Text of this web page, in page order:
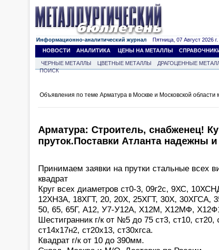
Информационно-аналитический журнал Пятница, 07 Август 2026 г.
НОВОСТИ
АНАЛИТИКА ЦЕНЫ НА МЕТАЛЛЫ
ЧЕРНЫЕ МЕТАЛЛЫ ЦВЕТНЫЕ МЕТАЛЛЫ
ДРАГОЦЕННЫЕ
ПОИСК
Объявления по теме Арматура в Москве и Московской
Арматура: Строитель, снабженец!
пруток.Поставки Атланта надежны
Принимаем заявки на прутки стальные всех
квадрат
Круг всех диаметров ст0-3, 09г2с, 9ХС,
12ХН3А, 18ХГТ, 20, 20Х, 25ХГТ, 30Х, 30ХГСА,
50, 65, 65Г, А12, У7-У12А, Х12М, Х12МФ,
Шестигранник г/к от №5 до 75 ст3, ст10, ст20,
ст14х17н2, ст20х13, ст30хгса.
Квадрат г/к от 10 до 390мм.